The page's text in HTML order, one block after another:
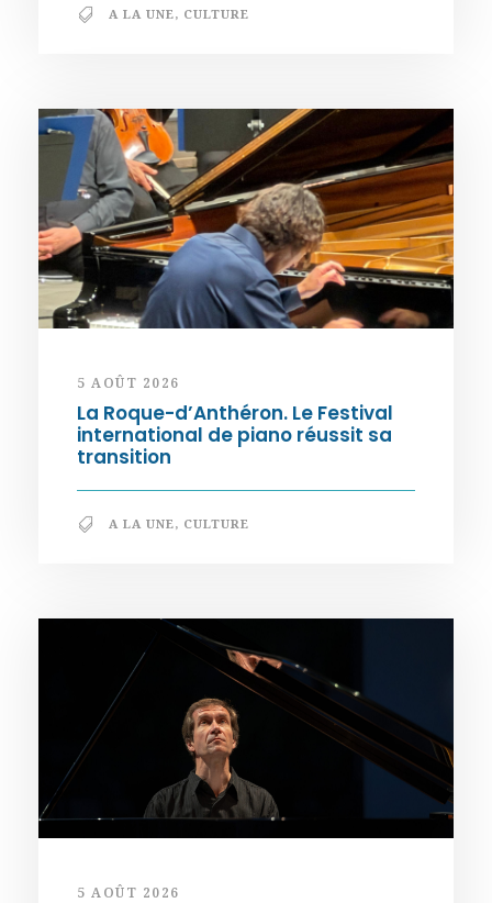
A LA UNE, CULTURE
5 AOÛT 2026
La Roque-d’Anthéron. Le Festival
international de piano réussit sa
transition
A LA UNE, CULTURE
5 AOÛT 2026